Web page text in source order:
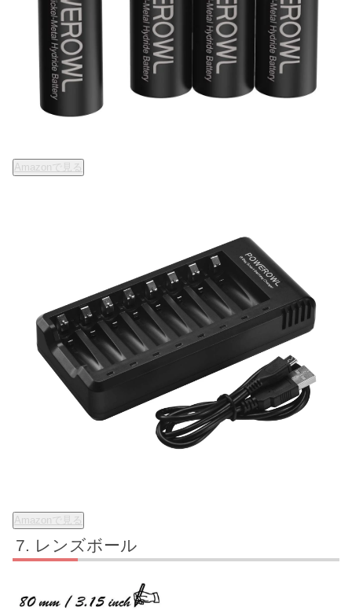
Amazonで見る
Amazonで見る
レンズボール